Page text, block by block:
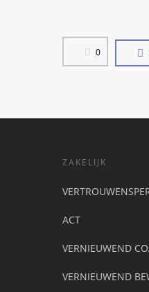
0
ZAKELIJK
ACT
VERNIEUWEND
VERNIEUWEND